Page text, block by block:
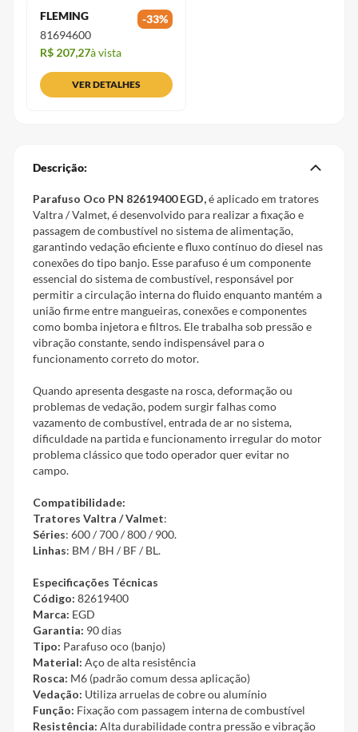
FLEMING -33%
81694600
R$ 207,27à vista
VER DETALHES
Descrição:
Parafuso Oco PN 82619400 EGD,é aplicado em tratores
Valtra / Valmet, é desenvolvido para realizar a fixação e
passagem de combustível no sistema de alimentação,
garantindo vedação eficiente e fluxo contínuo do diesel nas
conexões do tipo banjo. Esse parafuso é um componente
essencial do sistema de combustível, responsável por
permitir a circulação interna do fluido enquanto mantém a
união firme entre mangueiras, conexões e componentes
como bomba injetora e filtros. Ele trabalha sob pressão e
vibração constante, sendo indispensável para o
funcionamento correto do motor.
Quando apresenta desgaste na rosca, deformação ou
problemas de vedação, podem surgir falhas como
vazamento de combustível, entrada de ar no sistema,
dificuldade na partida e funcionamento irregular do motor
problema clássico que todo operador quer evitar no
campo.
Compatibilidade:
Tratores Valtra / Valmet:
Séries: 600 / 700 / 800 / 900.
Linhas: BM / BH / BF / BL.
Especificações Técnicas
Código: 82619400
Marca: EGD
Garantia: 90 dias
Tipo: Parafuso oco (banjo)
Material: Aço de alta resistência
Rosca: M6 (padrão comum dessa aplicação)
Vedação: Utiliza arruelas de cobre ou alumínio
Função: Fixação com passagem interna de combustível
Resistência: Alta durabilidade contra pressão e vibração